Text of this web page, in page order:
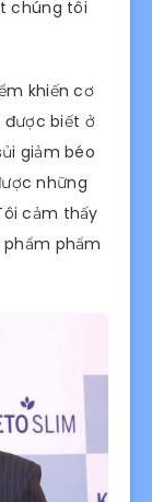
chúng tôi
khiến cơ
được biết ở
giảm béo
những
cảm thấy
phẩm